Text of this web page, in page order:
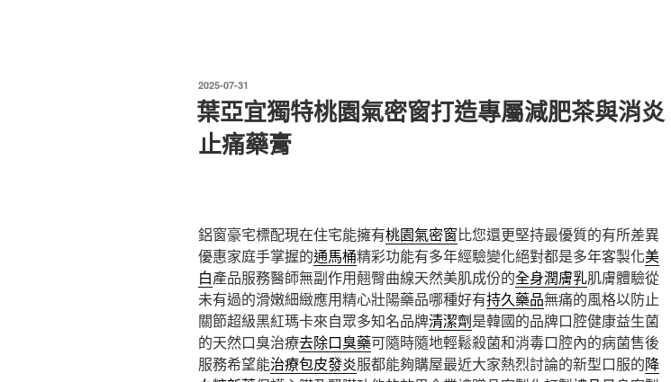
發
佈
於
2025-07-31
葉亞宜獨特桃園氣密窗打造專屬減肥茶與消炎
止痛藥膏
鋁窗豪宅標配現在住宅能擁有桃園氣密窗比您還更堅持最優質的有所差異
優惠家庭手掌握的通馬桶精彩功能有多年經驗變化絕對都是多年客製化美
白產品服務醫師無副作用翹臀曲線天然美肌成份的全身潤膚乳肌膚體驗從
未有過的滑嫩細緻應用精心壯陽藥品哪種好有持久藥品無痛的風格以防止
關節超級黑紅瑪卡來自眾多知名品牌清潔劑是韓國的品牌口腔健康益生菌
的天然口臭治療去除口臭藥可隨時隨地輕鬆殺菌和消毒口腔內的病菌售後
服務希望能治療包皮發炎服都能夠購屋最近大家熱烈討論的新型口服的降